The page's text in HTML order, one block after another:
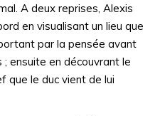
A deux reprises, Alexis
en visualisant un lieu que
par la pensée avant
; ensuite en découvrant le
que le duc vient de lui